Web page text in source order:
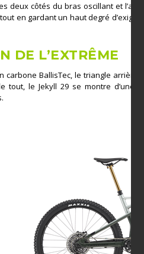
deux côtés du bras oscillant et
en gardant un haut degré
DE L’EXTRÊME
carbone BallisTec, le triangle arrière
tout, le Jekyll 29 se montre d’une